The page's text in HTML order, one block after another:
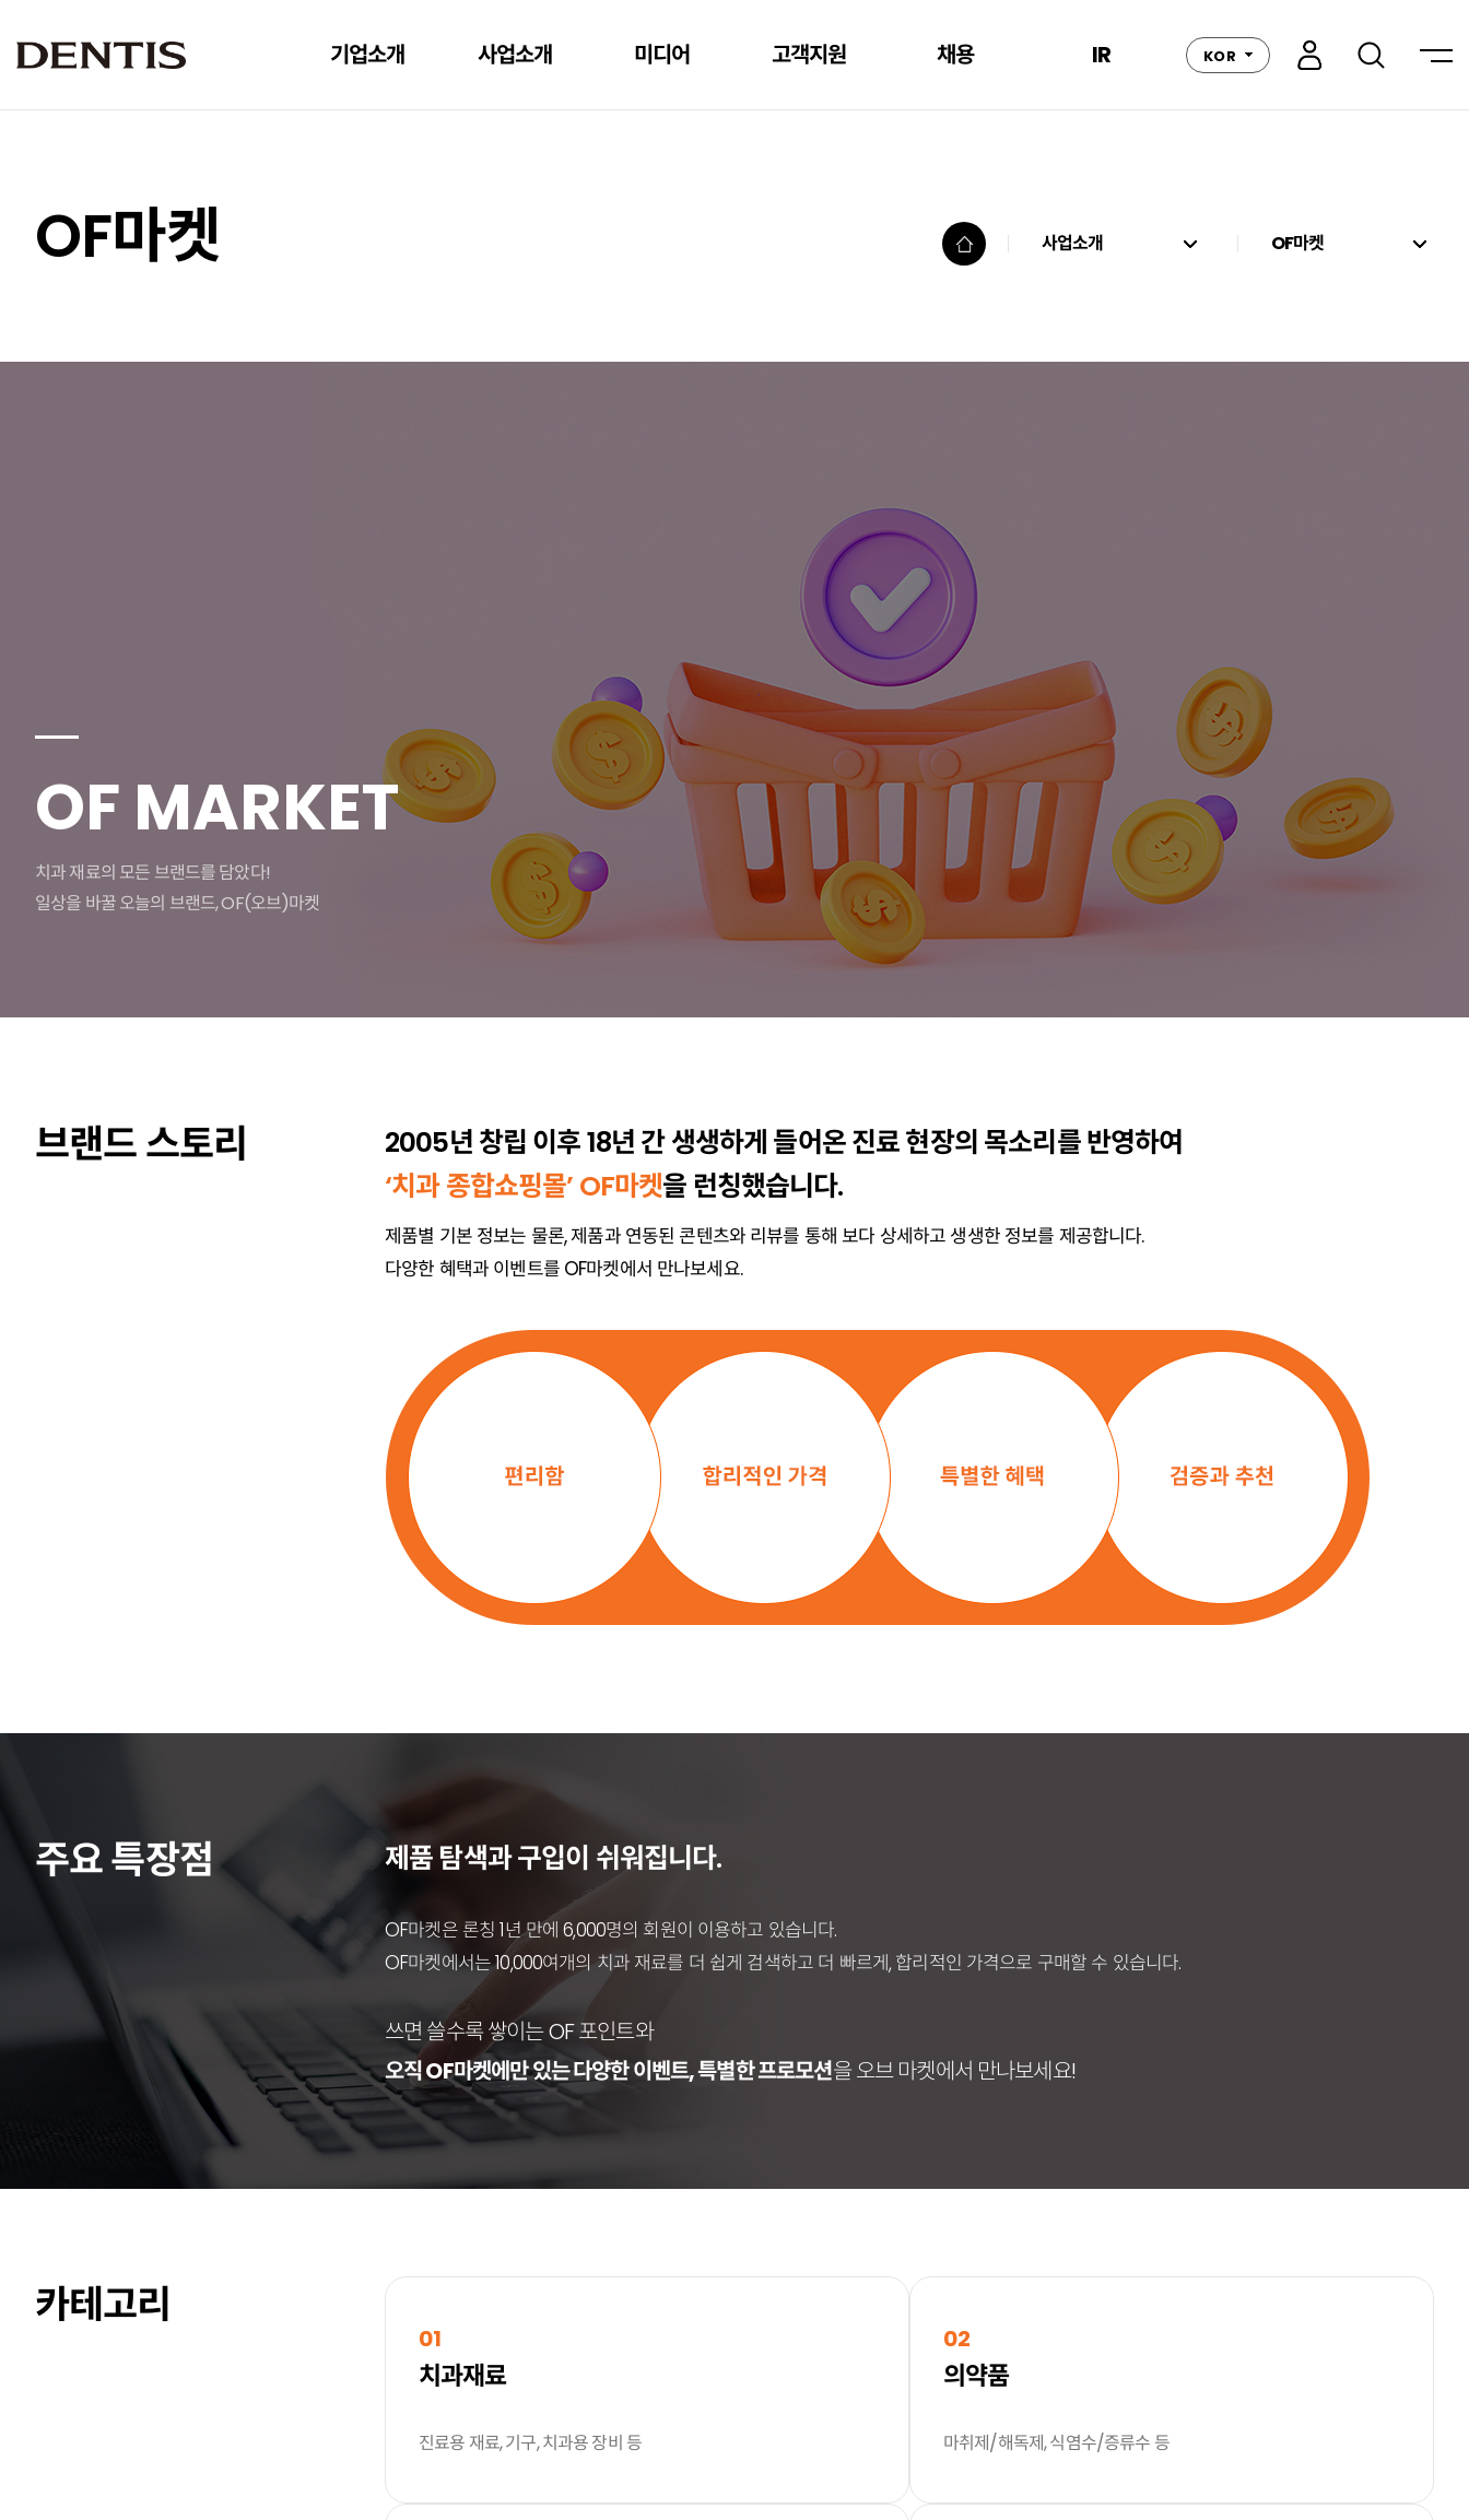
기업소개 사업소개 미디어 고객지원 채용 IR KOR
홈 사업소개 OF마켓
OF마켓
OF MARKET
치과 재료의 모든 브랜드를 담았다!
일상을 바꿀 오늘의 브랜드, OF(오브)마켓
브랜드 스토리
2005년 창립 이후 18년 간 생생하게 들어온 진료 현장의 목소리를 반영하여
‘치과 종합쇼핑몰’ OF마켓을 런칭했습니다.
제품별 기본 정보는 물론, 제품과 연동된 콘텐츠와 리뷰를 통해 보다 상세하고 생생한 정보를 제공합니다.
다양한 혜택과 이벤트를 OF마켓에서 만나보세요.
주요 특장점 제품 탐색과 구입이 쉬워집니다.
OF마켓은 론칭 1년 만에 6,000명의 회원이 이용하고 있습니다.
OF마켓에서는 10,000여개의 치과 재료를 더 쉽게 검색하고 더 빠르게, 합리적인 가격으로 구매할 수 있습니다.
쓰면 쓸수록 쌓이는 OF 포인트와
오직 OF마켓에만 있는 다양한 이벤트, 특별한 프로모션을 오브 마켓에서 만나보세요!
카테고리
01
치과재료
진료용 재료, 기구, 치과용 장비 등
02
의약품
마취제/해독제, 식염수/증류수 등